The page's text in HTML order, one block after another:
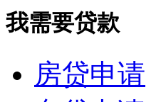
我需要贷款
房贷申请